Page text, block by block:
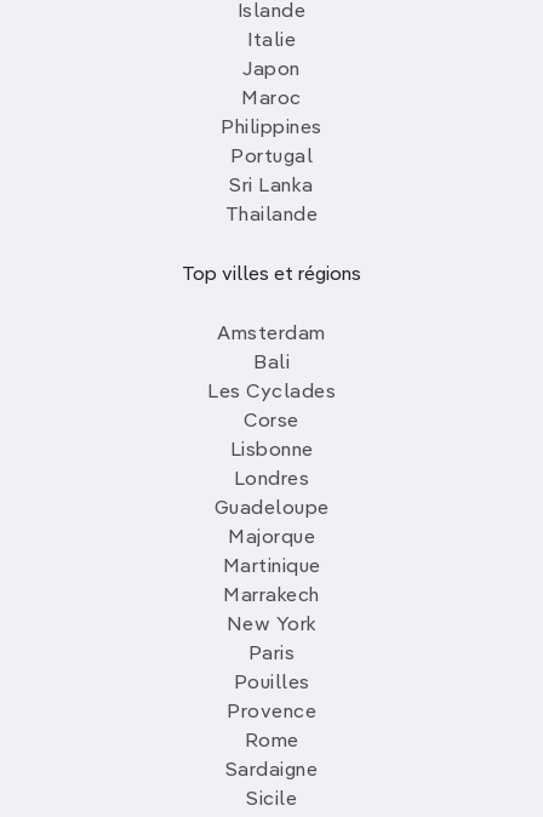
Islande
Italie
Japon
Maroc
Philippines
Portugal
Sri Lanka
Thailande
Top villes et régions
Amsterdam
Bali
Les Cyclades
Corse
Lisbonne
Londres
Guadeloupe
Majorque
Martinique
Marrakech
New York
Paris
Pouilles
Provence
Rome
Sardaigne
Sicile